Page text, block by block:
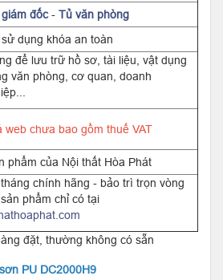
đốc- Tủ văn phòng
dụng khóa an toàn
để lưu trữ hồ sơ, tài liệu, vật dụng
văn phòng, cơ quan, doanh
web chưa bao gồm thuế VAT
phẩm của Nội thất Hòa Phát
chính hãng - bảo trì trọn vòng
phẩm chỉ có tại
đặt, thường không có sẵn
PU DC2000H9